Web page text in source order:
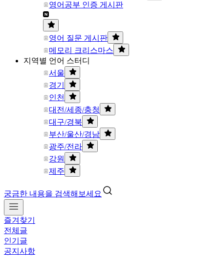
영어공부 인증 게시판
영어 질문 게시판
메모리 크리스마스
지역별 언어 스터디
서울
경기
인천
대전/세종/충청
대구/경북
부산/울산/경남
광주/전라
강원
제주
궁금한 내용을 검색해보세요
즐겨찾기
전체글
인기글
공지사항